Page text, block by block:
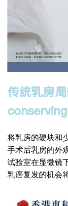
传统乳房
conserving
将乳房的硬块和
手术后乳房的外
试验室在显微镜
乳癌复发的机会